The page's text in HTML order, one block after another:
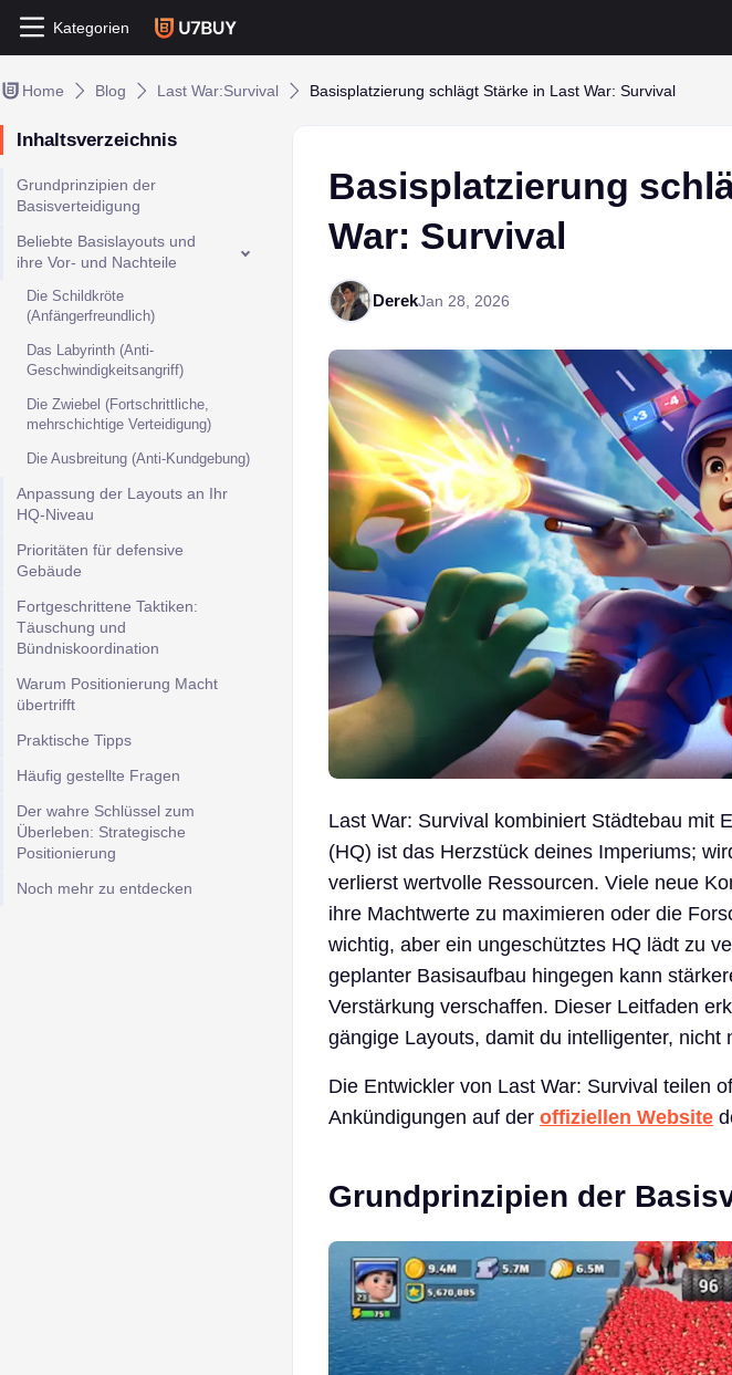
Kategorien
Home Blog Last War:Survival Basisplatzierung schlägt Stärke in Last War: Survival
Inhaltsverzeichnis
Grundprinzipien der
Basisverteidigung
Beliebte Basislayouts und
ihre Vor- und Nachteile
Die Schildkröte
(Anfängerfreundlich)
Das Labyrinth (Anti-
Geschwindigkeitsangriff)
Die Zwiebel (Fortschrittliche,
mehrschichtige Verteidigung)
Die Ausbreitung (Anti-Kundgebung)
Anpassung der Layouts an Ihr
HQ-Niveau
Prioritäten für defensive
Gebäude
Fortgeschrittene Taktiken:
Täuschung und
Bündniskoordination
Warum Positionierung Macht
übertrifft
Praktische Tipps
Häufig gestellte Fragen
Der wahre Schlüssel zum
Überleben: Strategische
Positionierung
Noch mehr zu entdecken
Basisplatzierung
War: Survival
DerekJan 28, 2026
Last War: Survival kombiniert Städtebau mit
(HQ) ist das Herzstück deines Imperiums;
verlierst wertvolle Ressourcen. Viele neue
ihre Machtwerte zu maximieren oder die
wichtig, aber ein ungeschütztes HQ lädt zu
geplanter Basisaufbau hingegen kann
Verstärkung verschaffen. Dieser Leitfaden
gängige Layouts, damit du intelligenter, nicht
Die Entwickler von Last War: Survival teilen
Ankündigungen auf der offiziellen Website
Grundprinzipien der